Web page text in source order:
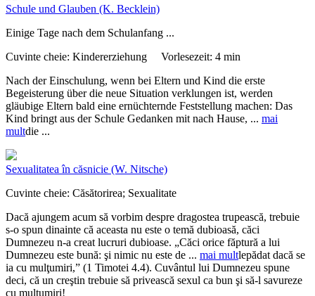
Schule und Glauben (K. Becklein)
Einige Tage nach dem Schulanfang ...
Cuvinte cheie: Kindererziehung Vorlesezeit: 4 min
Nach der Einschulung, wenn bei Eltern und Kind die erste
Begeisterung über die neue Situation verklungen ist, werden
gläubige Eltern bald eine ernüchternde Feststellung machen: Das
Kind bringt aus der Schule Gedanken mit nach Hause, ... mai
multdie ...
Sexualitatea în căsnicie (W. Nitsche)
Cuvinte cheie: Căsătorirea; Sexualitate
Dacă ajungem acum să vorbim despre dragostea trupească, trebuie
s-o spun dinainte că aceasta nu este o temă dubioasă, căci
Dumnezeu n-a creat lucruri dubioase. „Căci orice făptură a lui
Dumnezeu este bună: şi nimic nu este de ... mai multlepădat dacă se
ia cu mulţumiri,” (1 Timotei 4.4). Cuvântul lui Dumnezeu spune
deci, că un creştin trebuie să privească sexul ca bun şi să-l savureze
cu mulţumiri!